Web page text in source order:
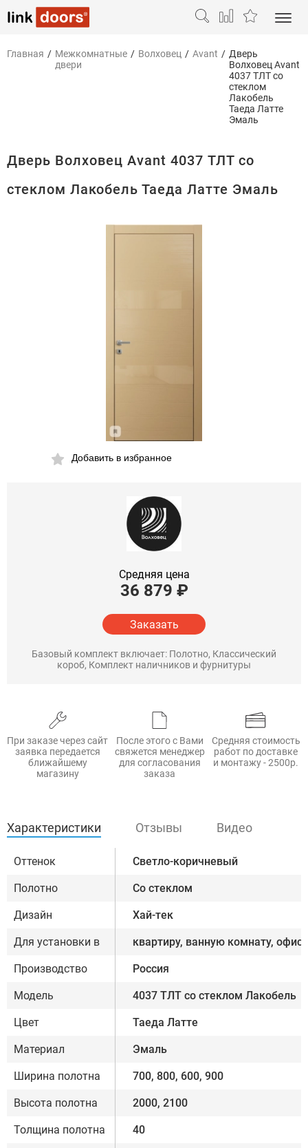
Главная / Межкомнатные
двери
/ Волховец / Avant / Дверь
Волховец Avant
4037 ТЛТ со
стеклом
Лакобель
Таеда Латте
Эмаль
Дверь Волховец Avant 4037 ТЛТ со
стеклом Лакобель Таеда Латте Эмаль
Добавить в избранное
Средняя цена
36 879 ₽
Заказать
Базовый комплект включает: Полотно, Классический
короб, Комплект наличников и фурнитуры
При заказе через сайт
заявка передается
ближайшему
магазину
После этого с Вами
свяжется менеджер
для согласования
заказа
Средняя стоимость
работ по доставке
и монтажу - 2500р.
Характеристики Отзывы Видео
Оттенок Светло-коричневый
Полотно Со стеклом
Дизайн Хай-тек
Для установки в квартиру, ванную комнату, офис
Производство Россия
Модель 4037 ТЛТ со стеклом Лакобель
Цвет Таеда Латте
Материал Эмаль
Ширина полотна 700, 800, 600, 900
Высота полотна 2000, 2100
Толщина полотна 40